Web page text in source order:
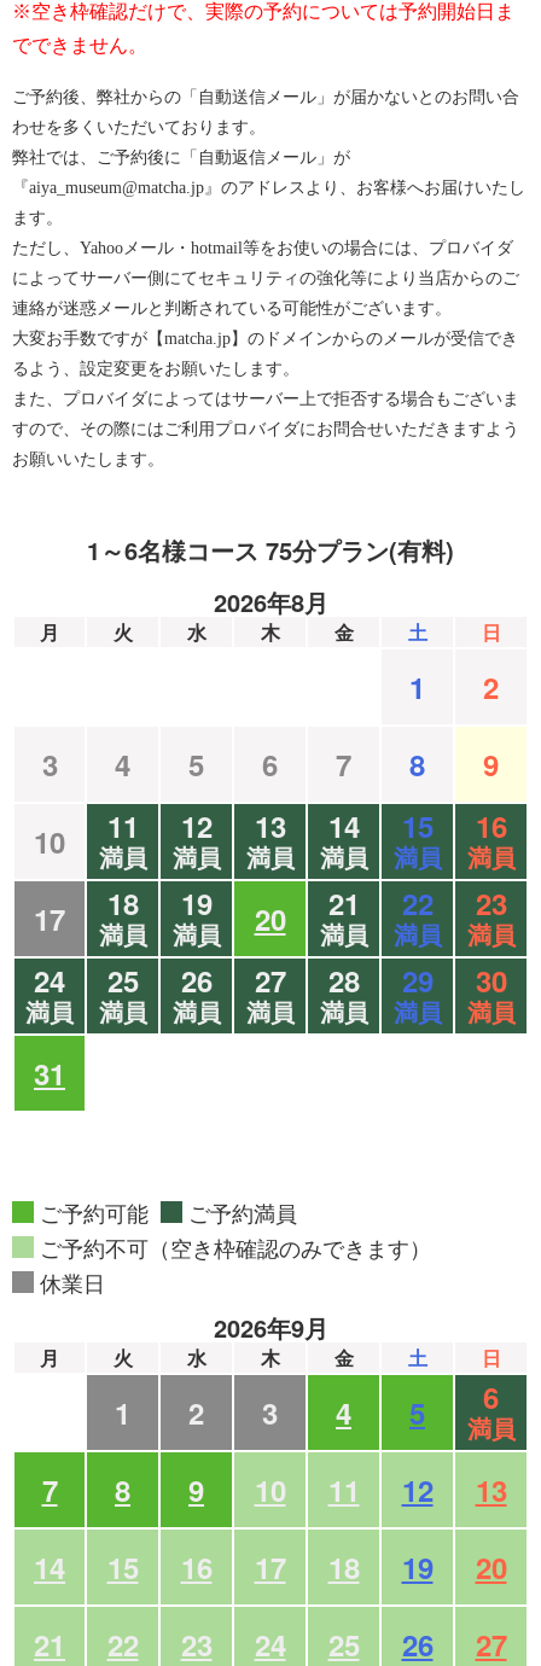
※空き枠確認だけで、実際の予約については予約開始日ま
でできません。
ご予約後、弊社からの「自動送信メール」が届かないとのお問い合
わせを多くいただいております。
弊社では、ご予約後に「自動返信メール」が
『aiya_museum@matcha.jp』のアドレスより、お客様へお届けいたし
ます。
ただし、Yahooメール・hotmail等をお使いの場合には、プロバイダ
によってサーバー側にてセキュリティの強化等により当店からのご
連絡が迷惑メールと判断されている可能性がございます。
大変お手数ですが【matcha.jp】のドメインからのメールが受信でき
るよう、設定変更をお願いたします。
また、プロバイダによってはサーバー上で拒否する場合もございま
すので、その際にはご利用プロバイダにお問合せいただきますよう
お願いいたします。
1～6名様コース 75分プラン(有料)
2026年8月
月 火 水 木 金 土 日
1
2
3
4 5 6 7 8
9
10
11
満員
12
満員
13
満員
14
満員
15
満員
16
満員
17 18
満員
19
満員 20 21
満員
22
満員
23
満員
24
満員
25
満員
26
満員
27
満員
28
満員
29
満員
30
満員
31
ご予約可能
ご予約満員
ご予約不可（空き枠確認のみできます）
休業日
2026年9月
月 火 水 木 金 土 日
1 2 3 4 5 6
満員
7 8 9 10 11 12
13
14
15 16 17 18 19
20
21
22 23 24 25 26
27